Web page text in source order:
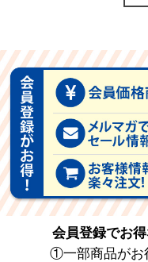
会員登録でお
①一部商品がお